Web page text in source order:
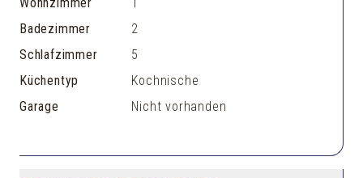
Badezimmer
2
Schlafzimmer
5
Küchentyp
Kochnische
Garage
Nicht vorhanden